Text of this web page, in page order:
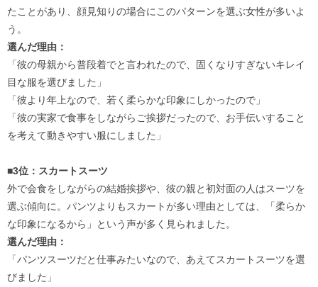
たことがあり、顔見知りの場合にこのパターンを選ぶ女性が多いよ
う。
選んだ理由：
「彼の母親から普段着でと言われたので、固くなりすぎないキレイ
目な服を選びました」
「彼より年上なので、若く柔らかな印象にしかったので」
「彼の実家で食事をしながらご挨拶だったので、お手伝いすること
を考えて動きやすい服にしました」
■3位：スカートスーツ
外で会食をしながらの結婚挨拶や、彼の親と初対面の人はスーツを
選ぶ傾向に。パンツよりもスカートが多い理由としては、「柔らか
な印象になるから」という声が多く見られました。
選んだ理由：
「パンツスーツだと仕事みたいなので、あえてスカートスーツを選
びました」